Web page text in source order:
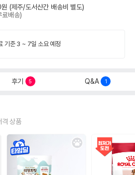
(제주/도서산간 배송비 별도)
료배송)
기준 3 ~ 7일 소요 예정
후기 5 Q&A 1
격 상품